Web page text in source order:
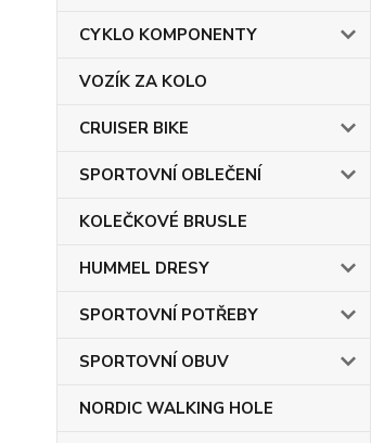
CYKLO KOMPONENTY
VOZÍK ZA KOLO
CRUISER BIKE
SPORTOVNÍ OBLEČENÍ
KOLEČKOVÉ BRUSLE
HUMMEL DRESY
SPORTOVNÍ POTŘEBY
SPORTOVNÍ OBUV
NORDIC WALKING HOLE